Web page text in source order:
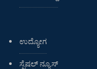
ಉದ್ಯೋಗ
ಸ್ಪೆಷಲ್ ನ್ಯೂಸ್